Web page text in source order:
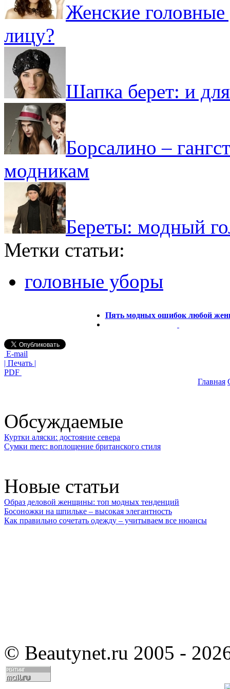
Женские
лицу?
Шапка берет: и
Борсалино –
модникам
Береты: модный
Метки статьи:
головные уборы
Пять модных ошибок любой
E-mail
| Печать |
PDF
Главная
Обсуждаемые
Куртки аляски: достояние севера
Сумки merc: воплощение британского стиля
Новые статьи
Образ деловой женщины: топ модных тенденций
Босоножки на шпильке – высокая элегантность
Как правильно сочетать одежду – учитываем все нюансы
© Beautynet.ru 2005 -